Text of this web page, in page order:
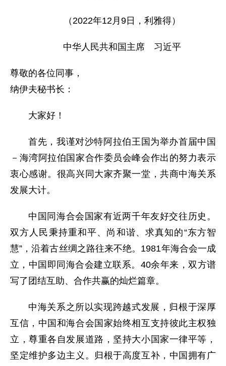
（2022年12月9日，利雅得）
中华人民共和国主席 习近平
尊敬的各位同事，
纳伊夫秘书长：
大家好！
首先，我谨对沙特阿拉伯王国为举办首届中国
－海湾阿拉伯国家合作委员会峰会作出的努力表示
衷心感谢。很高兴同大家齐聚一堂，共商中海关系
发展大计。
中国同海合会国家有近两千年友好交往历史。
双方人民秉持重和平、尚和谐、求真知的“东方智
慧”，沿着古丝绸之路往来不绝。1981年海合会一成
立，中国即同海合会建立联系。40余年来，双方谱
写了团结互助、合作共赢的灿烂篇章。
中海关系之所以实现跨越式发展，归根于深厚
互信，中国和海合会国家始终相互支持彼此主权独
立，尊重各自发展道路，坚持大小国家一律平等，
坚定维护多边主义。归根于高度互补，中国拥有广